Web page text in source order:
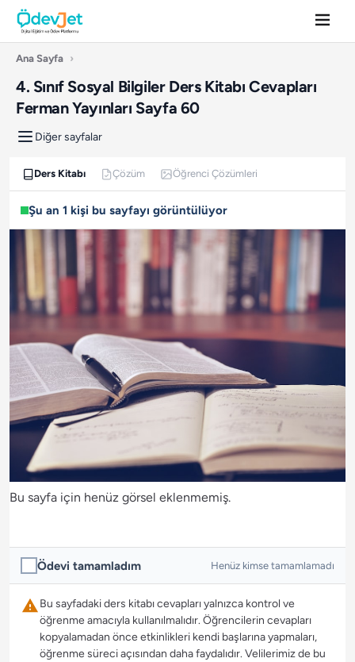
Ana Sayfa ›
4. Sınıf Sosyal Bilgiler Ders Kitabı Cevapları
Ferman Yayınları Sayfa 60
Diğer sayfalar
Ders Kitabı Çözüm Öğrenci Çözümleri
Şu an 1 kişi bu sayfayı görüntülüyor
Bu sayfa için henüz görsel eklenmemiş.
Ödevi tamamladım Henüz kimse tamamlamadı
Bu sayfadaki ders kitabı cevapları yalnızca kontrol ve
öğrenme amacıyla kullanılmalıdır. Öğrencilerin cevapları
kopyalamadan önce etkinlikleri kendi başlarına yapmaları,
öğrenme süreci açısından daha faydalıdır. Velilerimiz de bu